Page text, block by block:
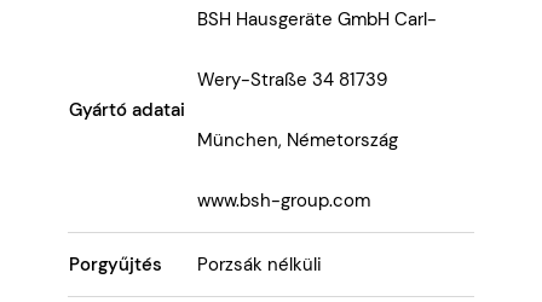
Gyártó adatai
BSH Hausgeräte GmbH Carl-
Wery-Straße 34 81739
München, Németország
www.bsh-group.com
Porgyűjtés Porzsák nélküli